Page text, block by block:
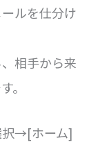
ルを仕分け
相手から来
。
択→[ホーム]